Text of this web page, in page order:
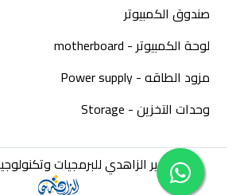
صندوق الكمبيوتر
لوحة الكمبيوتر - motherboard
مزود الطاقه - Power supply
وحدات التخزين - Storage
تطوير الزاهدي للبرمجيات